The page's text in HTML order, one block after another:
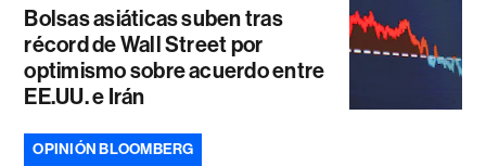
Bolsas asiáticas suben tras
récord de Wall Street por
optimismo sobre acuerdo entre
EE.UU. e Irán
OPINIÓN BLOOMBERG